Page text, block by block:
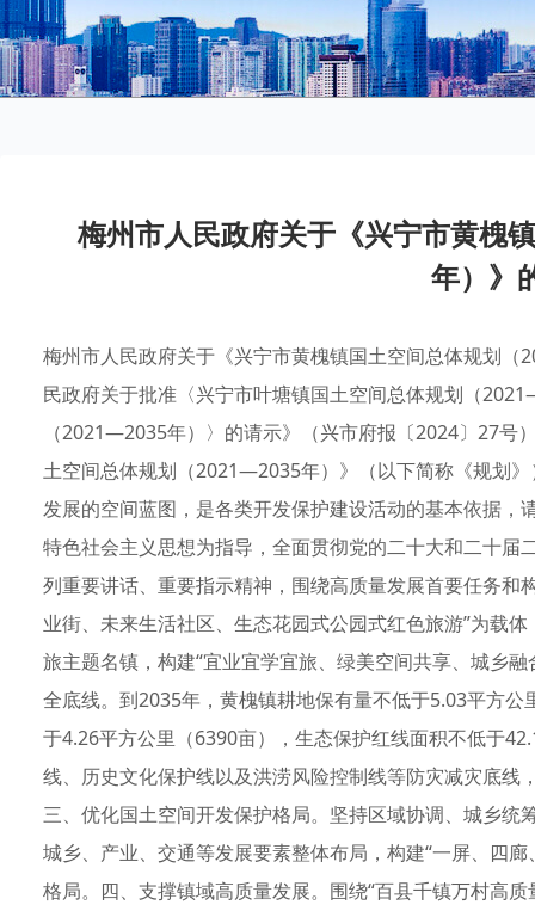
梅州市人民政府关于《兴宁市黄槐
年）》
梅州市人民政府关于《兴宁市黄槐镇国土空间总体规划
民政府关于批准〈兴宁市叶塘镇国土空间总体规划（
（2021—2035年）〉的请示》（兴市府报〔2024〕27号
土空间总体规划（2021—2035年）》（以下简称《规划
发展的空间蓝图，是各类开发保护建设活动的基本依据
特色社会主义思想为指导，全面贯彻党的二十大和二十
列重要讲话、重要指示精神，围绕高质量发展首要任务和
业街、未来生活社区、生态花园式公园式红色旅游”为载
旅主题名镇，构建“宜业宜学宜旅、绿美空间共享、城乡
全底线。到2035年，黄槐镇耕地保有量不低于5.03平方
于4.26平方公里（6390亩），生态保护红线面积不低于
线、历史文化保护线以及洪涝风险控制线等防灾减灾底线
三、优化国土空间开发保护格局。坚持区域协调、城乡
城乡、产业、交通等发展要素整体布局，构建“一屏、四
格局。四、支撑镇域高质量发展。围绕“百县千镇万村高